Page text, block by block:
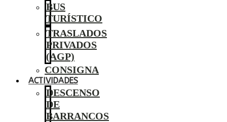
BUS
TURÍSTICO
TRASLADOS
PRIVADOS
(AGP)
CONSIGNA
ACTIVIDADES
DESCENSO
DE
BARRANCOS